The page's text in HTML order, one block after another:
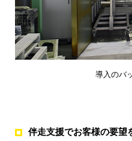
導入のバ
伴走支援でお客様の要望